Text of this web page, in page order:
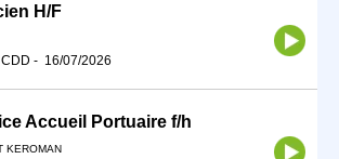
H/F
CDD - 16/07/2026
Accueil Portuaire f/h
KEROMAN